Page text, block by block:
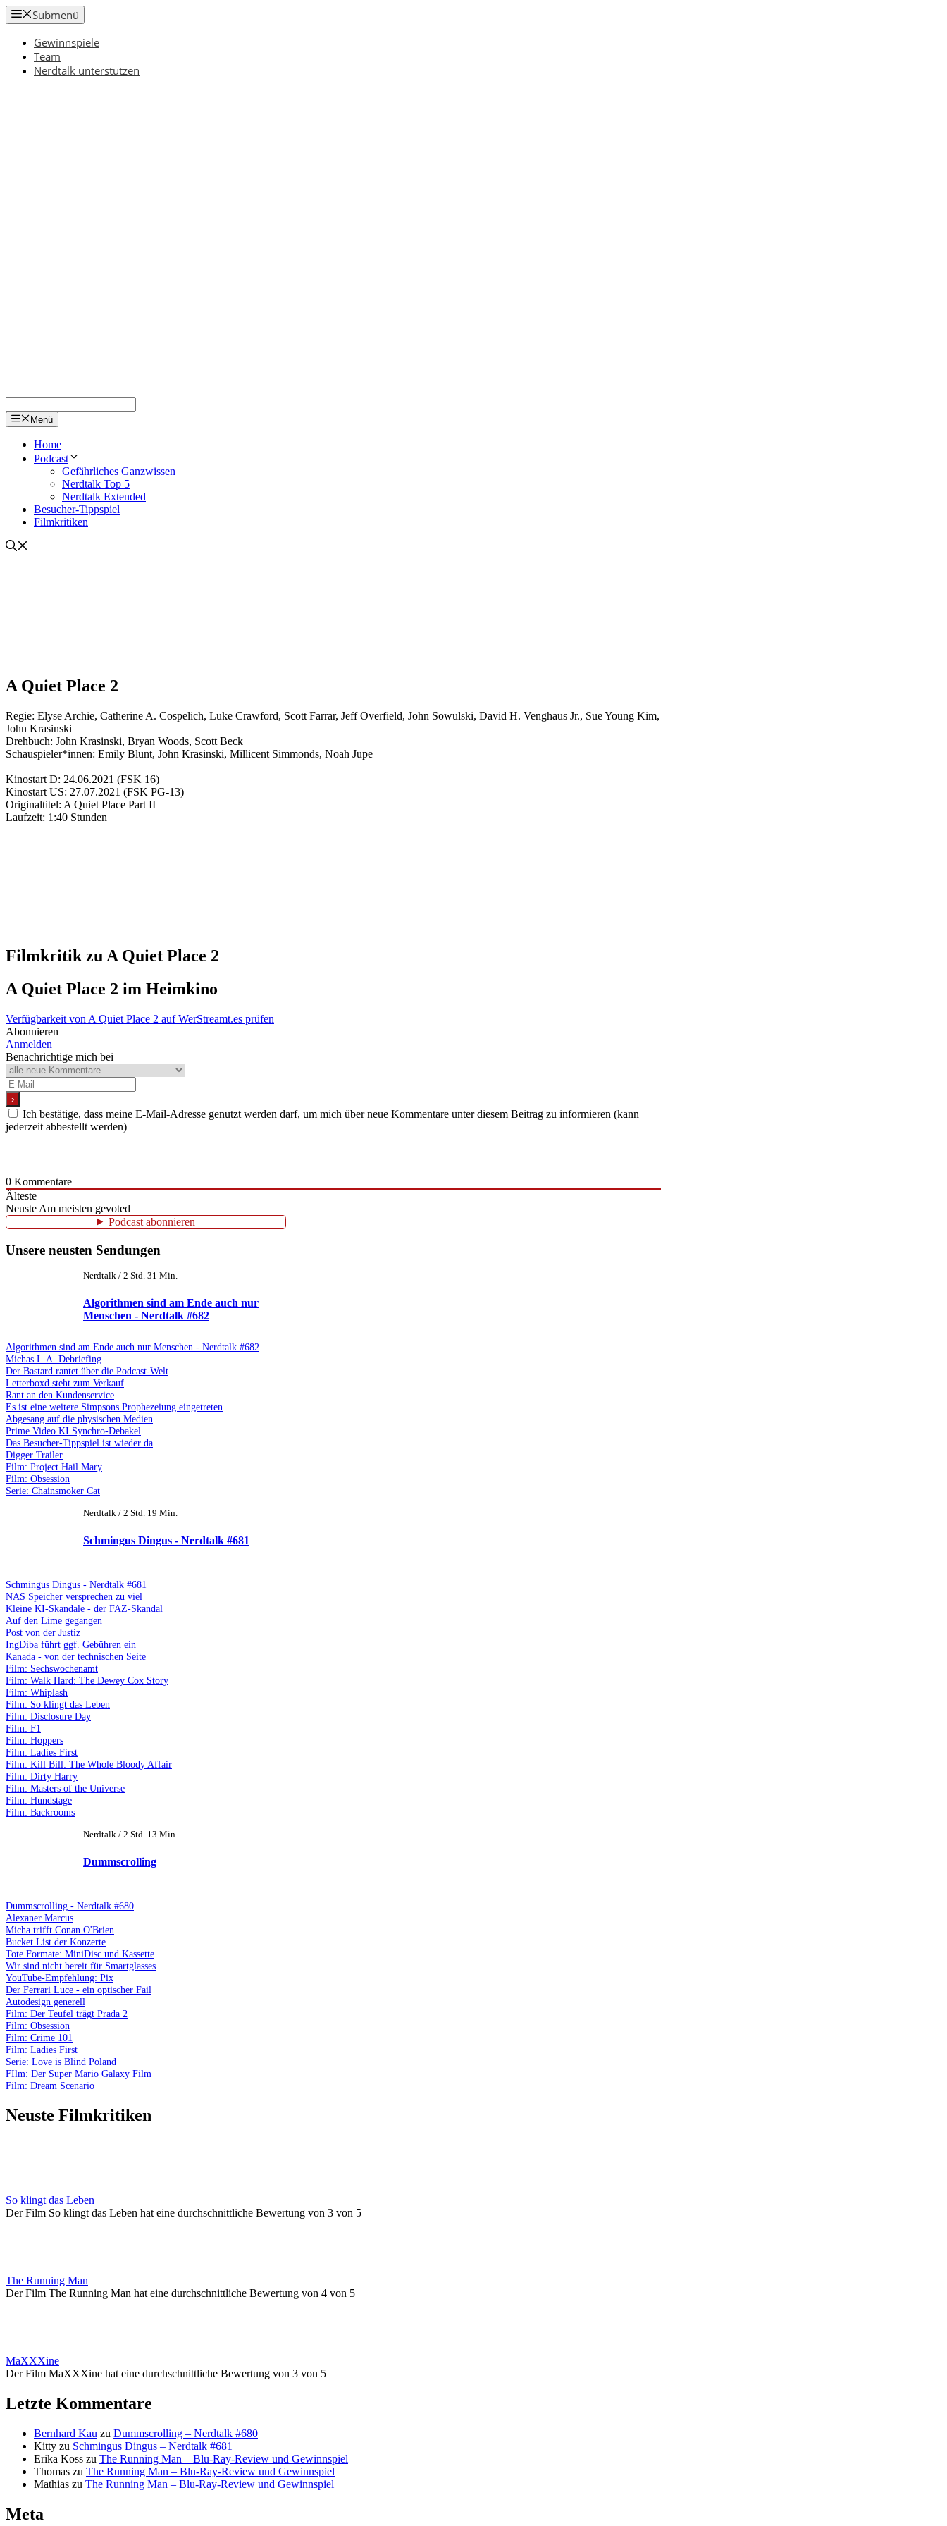
Zum
Inhalt
springen
Submenü
Gewinnspiele
Team
Nerdtalk unterstützen
Menü
Home
Podcast
Gefährliches Ganzwissen
Nerdtalk Top 5
Nerdtalk Extended
Besucher-Tippspiel
Filmkritiken
A Quiet Place 2
Regie: Elyse Archie, Catherine A. Cospelich, Luke Crawford, Scott Farrar, Jeff Overfield, John Sowulski, David H. Venghaus Jr., Sue Young Kim,
John Krasinski
Drehbuch: John Krasinski, Bryan Woods, Scott Beck
Schauspieler*innen: Emily Blunt, John Krasinski, Millicent Simmonds, Noah Jupe
Kinostart D: 24.06.2021 (FSK 16)
Kinostart US: 27.07.2021 (FSK PG-13)
Originaltitel: A Quiet Place Part II
Laufzeit: 1:40 Stunden
Filmkritik zu A Quiet Place 2
A Quiet Place 2 im Heimkino
Verfügbarkeit von A Quiet Place 2 auf WerStreamt.es prüfen
Abonnieren
Anmelden
Benachrichtige mich bei
Ich bestätige, dass meine E-Mail-Adresse genutzt werden darf, um mich über neue Kommentare unter diesem Beitrag zu informieren (kann
jederzeit abbestellt werden)
0 Kommentare
Älteste
Neuste Am meisten gevoted
Podcast abonnieren
Unsere neusten Sendungen
Nerdtalk / 2 Std. 31 Min.
Algorithmen sind am Ende auch nur
Menschen - Nerdtalk #682
Algorithmen sind am Ende auch nur Menschen - Nerdtalk #682
Michas L.A. Debriefing
Der Bastard rantet über die Podcast-Welt
Letterboxd steht zum Verkauf
Rant an den Kundenservice
Es ist eine weitere Simpsons Prophezeiung eingetreten
Abgesang auf die physischen Medien
Prime Video KI Synchro-Debakel
Das Besucher-Tippspiel ist wieder da
Digger Trailer
Film: Project Hail Mary
Film: Obsession
Serie: Chainsmoker Cat
Nerdtalk / 2 Std. 19 Min.
Schmingus Dingus - Nerdtalk #681
Schmingus Dingus - Nerdtalk #681
NAS Speicher versprechen zu viel
Kleine KI-Skandale - der FAZ-Skandal
Auf den Lime gegangen
Post von der Justiz
IngDiba führt ggf. Gebühren ein
Kanada - von der technischen Seite
Film: Sechswochenamt
Film: Walk Hard: The Dewey Cox Story
Film: Whiplash
Film: So klingt das Leben
Film: Disclosure Day
Film: F1
Film: Hoppers
Film: Ladies First
Film: Kill Bill: The Whole Bloody Affair
Film: Dirty Harry
Film: Masters of the Universe
Film: Hundstage
Film: Backrooms
Nerdtalk / 2 Std. 13 Min.
Dummscrolling
Dummscrolling - Nerdtalk #680
Alexaner Marcus
Micha trifft Conan O'Brien
Bucket List der Konzerte
Tote Formate: MiniDisc und Kassette
Wir sind nicht bereit für Smartglasses
YouTube-Empfehlung: Pix
Der Ferrari Luce - ein optischer Fail
Autodesign generell
Film: Der Teufel trägt Prada 2
Film: Obsession
Film: Crime 101
Film: Ladies First
Serie: Love is Blind Poland
FIlm: Der Super Mario Galaxy Film
Film: Dream Scenario
Neuste Filmkritiken
So klingt das Leben
Der Film So klingt das Leben hat eine durchschnittliche Bewertung von 3 von 5
The Running Man
Der Film The Running Man hat eine durchschnittliche Bewertung von 4 von 5
MaXXXine
Der Film MaXXXine hat eine durchschnittliche Bewertung von 3 von 5
Letzte Kommentare
Bernhard Kau zu Dummscrolling – Nerdtalk #680
Kitty zu Schmingus Dingus – Nerdtalk #681
Erika Koss zu The Running Man – Blu-Ray-Review und Gewinnspiel
Thomas zu The Running Man – Blu-Ray-Review und Gewinnspiel
Mathias zu The Running Man – Blu-Ray-Review und Gewinnspiel
Meta